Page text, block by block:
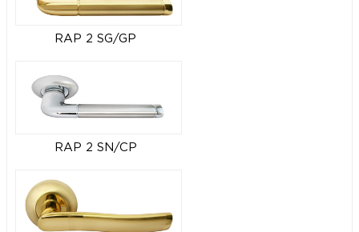
RAP 2 SG/GP
RAP 2 SN/CP